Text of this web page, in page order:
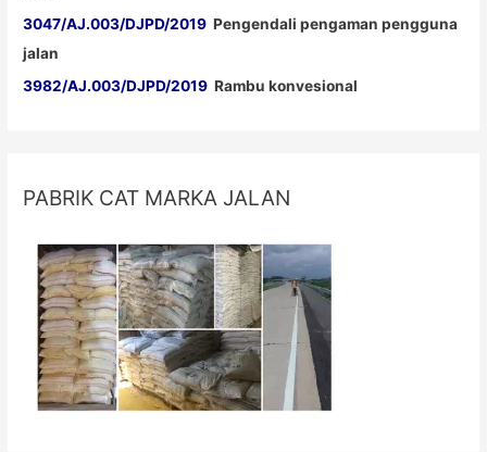
3047/AJ.003/DJPD/2019 Pengendali pengaman pengguna
jalan
3982/AJ.003/DJPD/2019 Rambu konvesional
PABRIK CAT MARKA JALAN